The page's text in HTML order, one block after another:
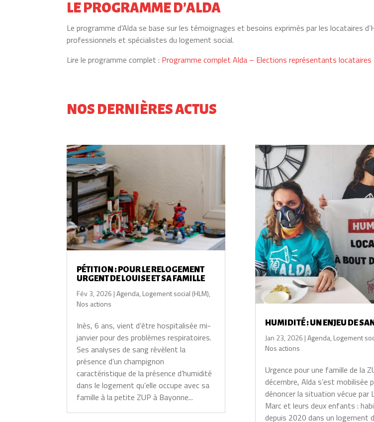
LE PROGRAMME D’ALDA
Le programme d’Alda se base sur les témoignages et besoins exprimés par les locataires
professionnels et spécialistes du logement social.
Lire le programme complet : Programme complet Alda – Elections représentants
NOS DERNIÈRES ACTUS
PÉTITION : POUR LE RELOGEMENT
URGENT DE LOUISE ET SA FAMILLE
Fév 3, 2026 |Agenda, Logement social (HLM),
Nos actions
Inès, 6 ans, vient d’être hospitalisée mi-
janvier pour des problèmes respiratoires.
Ses analyses de sang révèlent la
présence d’un champignon
caractéristique de la présence d’humidité
dans le logement qu’elle occupe avec sa
famille à la petite ZUP à Bayonne...
HUMIDITÉ : UN ENJEU DE
Jan 23, 2026 |Agenda, Logement
Nos actions
Urgence pour une famille de la
décembre, Alda s’est mobilisée
dénoncer la situation vécue par
Marc et leurs deux enfants :
depuis 2020 dans un logement